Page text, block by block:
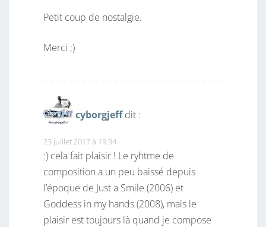
Petit coup de nostalgie.
Merci ;)
cyborgjeff dit :
23 juillet 2017 à 19:34
:) cela fait plaisir ! Le ryhtme de
composition a un peu baissé depuis
l’époque de Just a Smile (2006) et
Goddess in my hands (2008), mais le
plaisir est toujours là quand je compose